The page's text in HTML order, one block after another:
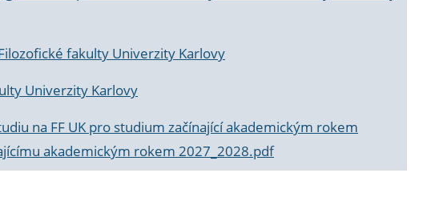
fakulty Univerzity Karlovy
Univerzity Karlovy
na FF UK pro studium začínající akademickým rokem
akademickým rokem 2027_2028.pdf